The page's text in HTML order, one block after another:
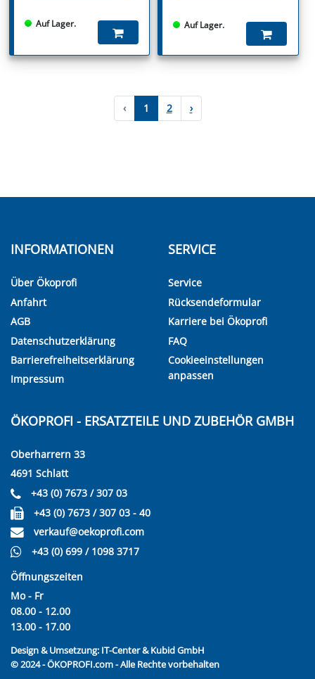
Auf Lager. Auf Lager.
‹ 1 2 ›
INFORMATIONEN
Über Ökoprofi
Anfahrt
AGB
Datenschutzerklärung
Barrierefreiheitserklärung
Impressum
SERVICE
Service
Rücksendeformular
Karriere bei Ökoprofi
FAQ
Cookieeinstellungen
anpassen
ÖKOPROFI - ERSATZTEILE UND ZUBEHÖR GMBH
Oberharrern 33
4691 Schlatt
+43 (0) 7673 / 307 03
+43 (0) 7673 / 307 03 - 40
verkauf@oekoprofi.com
+43 (0) 699 / 1098 3717
Öffnungszeiten
Mo - Fr
08.00 - 12.00
13.00 - 17.00
Design & Umsetzung: IT-Center & Kubid GmbH
© 2024 - ÖKOPROFI.com - Alle Rechte vorbehalten